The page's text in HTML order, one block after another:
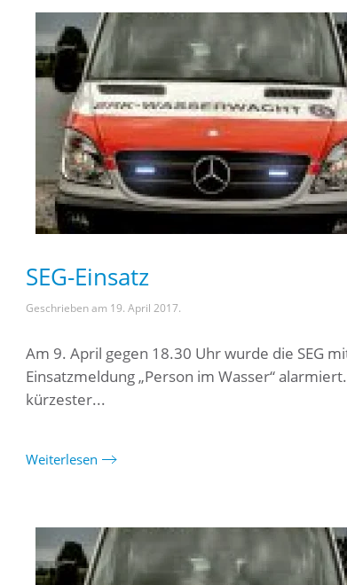
SEG-Einsatz
Geschrieben am 19. April 2017.
Am 9. April gegen 18.30 Uhr wurde die SEG
Einsatzmeldung „Person im Wasser“
kürzester...
Weiterlesen